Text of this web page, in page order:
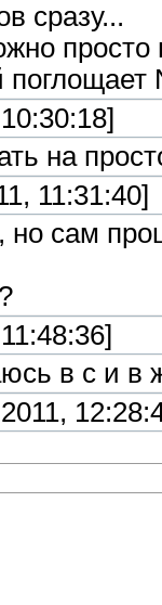
сразу...
просто
на
11:31:40]
сам
в с и в